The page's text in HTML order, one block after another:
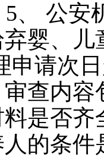
公安
弃婴、
请次日
审查内
料是否
的条